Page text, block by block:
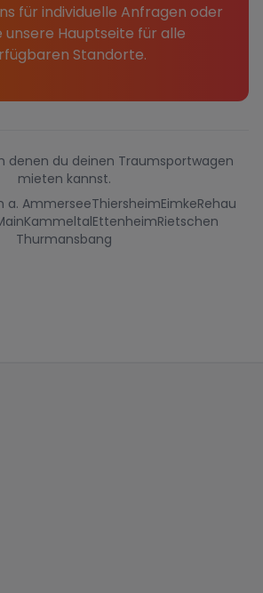
für individuelle Anfragen oder
unsere Hauptseite für alle
Standorte.
denen du deinen Traumsportwagen
mieten kannst.
a. AmmerseeThiersheimEimkeRehau
KammeltalEttenheimRietschen
Thurmansbang